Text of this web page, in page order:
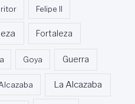
Felipe II
Fortaleza
Goya Guerra
La Alcazaba